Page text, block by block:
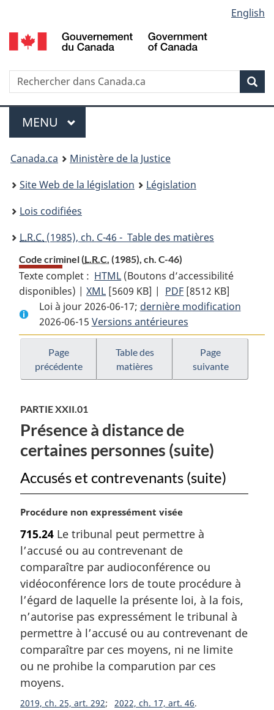
au
contenu
propos
de
la
HTML
simplifiée
selection
English
Recherche
Menu
MENU PRINCIPAL
You
are
here:
Canada.ca
Ministère de la Justice
Site Web de la législation
Législation
Lois codifiées
L.R.C. (1985), ch. C-46 - Table des matières
Code criminel (L.R.C. (1985), ch. C-46)
Texte complet : HTML Texte
complet
:
Code
criminel
(Boutons d’accessibilité
disponibles) |XML Texte
complet
:
Code
criminel
[5609 KB] | PDF Texte
complet
:
Code
criminel
[8512 KB]
Loi à jour 2026-06-17; dernière modification
2026-06-15 Versions antérieures
Page
précédente
Table des
matières
Page
suivante
PARTIE XXII.01
Présence à distance de
certaines personnes (suite)
Accusés et contrevenants (suite)
N
t
e
m
a
g
i
n
a
e
:
Procédure non expressément visée
715.24 Le tribunal peut permettre à
l’accusé ou au contrevenant de
comparaître par audioconférence ou
vidéoconférence lors de toute procédure à
l’égard de laquelle la présente loi, à la fois,
n’autorise pas expressément le tribunal à
permettre à l’accusé ou au contrevenant de
comparaître par ces moyens, ni ne limite
ou ne prohibe la comparution par ces
moyens.
2019, ch. 25, art. 292 2022, ch. 17, art. 46